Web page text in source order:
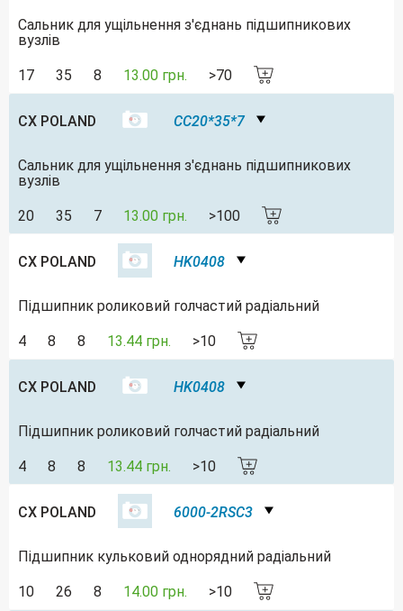
Сальник для ущільнення з'єднань підшипникових
вузлів
17 35 8 13.00 грн. >70
CX POLAND CC20*35*7
Сальник для ущільнення з'єднань підшипникових
вузлів
20 35 7 13.00 грн. >100
CX POLAND HK0408
Підшипник роликовий голчастий радіальний
4 8 8 13.44 грн. >10
CX POLAND HK0408
Підшипник роликовий голчастий радіальний
4 8 8 13.44 грн. >10
CX POLAND 6000-2RSC3
Підшипник кульковий однорядний радіальний
10 26 8 14.00 грн. >10